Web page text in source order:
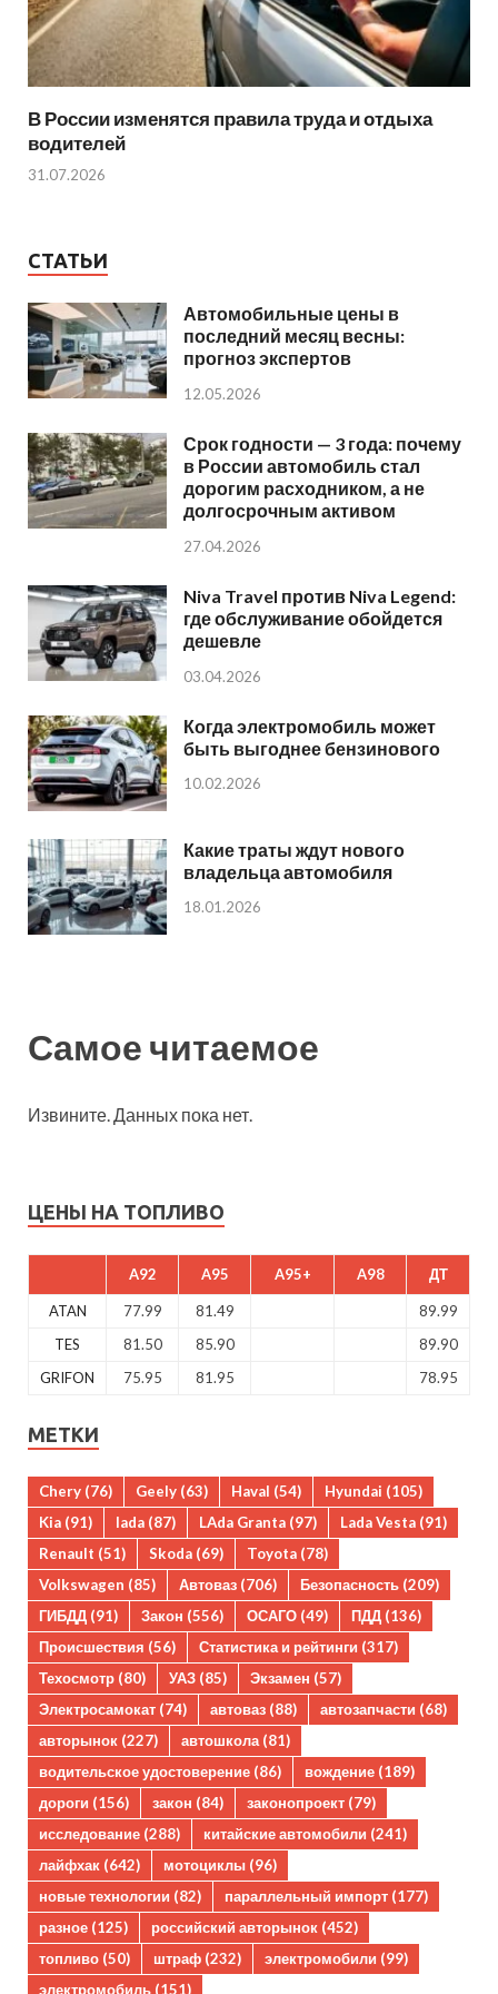
В России изменятся правила труда и отдыха
водителей
31.07.2026
СТАТЬИ
Автомобильные цены в
последний месяц весны:
прогноз экспертов
12.05.2026
Срок годности — 3 года: почему
в России автомобиль стал
дорогим расходником, а не
долгосрочным активом
27.04.2026
Niva Travel против Niva Legend:
где обслуживание обойдется
дешевле
03.04.2026
Когда электромобиль может
быть выгоднее бензинового
10.02.2026
Какие траты ждут нового
владельца автомобиля
18.01.2026
Самое читаемое
Извините. Данных пока нет.
ЦЕНЫ НА ТОПЛИВО
A92 A95 A95+ A98 ДТ
ATAN 77.99 81.49
89.99
TES
81.50 85.90
89.90
GRIFON
75.95 81.95 78.95
МЕТКИ
Chery (76) Geely (63) Haval (54) Hyundai (105)
Kia (91) lada (87) LAda Granta (97) Lada Vesta (91)
Renault (51) Skoda (69) Toyota (78)
Volkswagen (85) Автоваз (706) Безопасность (209)
ГИБДД (91) Закон (556) ОСАГО (49) ПДД (136)
Происшествия (56) Статистика и рейтинги (317)
Техосмотр (80) УАЗ (85) Экзамен (57)
Электросамокат (74) автоваз (88) автозапчасти (68)
авторынок (227) автошкола (81)
водительское удостоверение (86) вождение (189)
дороги (156) закон (84) законопроект (79)
исследование (288) китайские автомобили (241)
лайфхак (642) мотоциклы (96)
новые технологии (82) параллельный импорт (177)
разное (125) российский авторынок (452)
топливо (50) штраф (232) электромобили (99)
электромобиль (151)